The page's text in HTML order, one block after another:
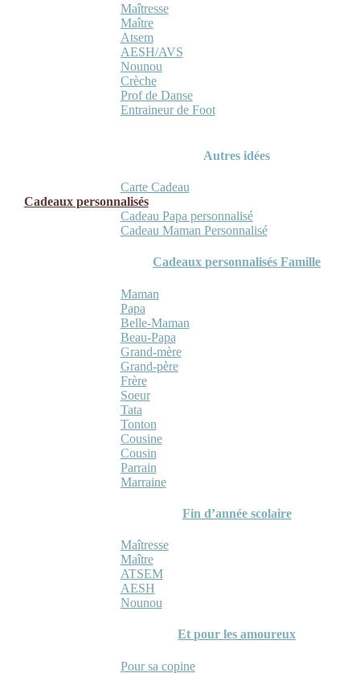
Maîtresse
Maître
Atsem
AESH/AVS
Nounou
Crèche
Prof de Danse
Entraineur de Foot
Autres idées
Carte Cadeau
Cadeaux personnalisés
Cadeau Papa personnalisé
Cadeau Maman Personnalisé
Cadeaux personnalisés Famille
Maman
Papa
Belle-Maman
Beau-Papa
Grand-mère
Grand-père
Frère
Soeur
Tata
Tonton
Cousine
Cousin
Parrain
Marraine
Fin d’année scolaire
Maîtresse
Maître
ATSEM
AESH
Nounou
Et pour les amoureux
Pour sa copine